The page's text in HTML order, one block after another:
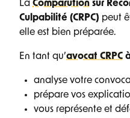
La Comparution sur
Culpabilité (CRPC) peut
elle est bien préparée.
En tant qu’avocat CRPC
analyse votre
prépare vos
vous représente et